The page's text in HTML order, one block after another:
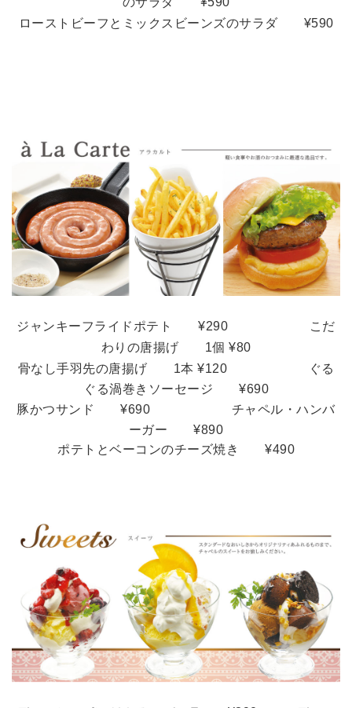
ローストビーフとミックスビーンズのサラダ¥590
ジャンキーフライドポテト ¥290 こだ
わりの唐揚げ 1個 ¥80
骨なし手羽先の唐揚げ 1本 ¥120 ぐる
ぐる渦巻きソーセージ ¥690
豚かつサンド ¥690 チャペル・ハンバ
ーガー ¥890
ポテトとベーコンのチーズ焼き ¥490